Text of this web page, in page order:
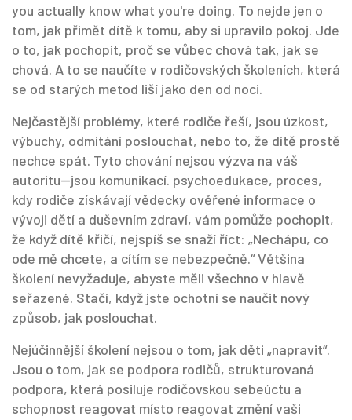
you actually know what you're doing. To nejde jen o
tom, jak přimět dítě k tomu, aby si upravilo pokoj. Jde
o to, jak pochopit, proč se vůbec chová tak, jak se
chová. A to se naučíte v rodičovských školeních, která
se od starých metod liší jako den od noci.
Nejčastější problémy, které rodiče řeší, jsou úzkost,
výbuchy, odmítání poslouchat, nebo to, že dítě prostě
nechce spát. Tyto chování nejsou výzva na váš
autoritu—jsou komunikací. psychoedukace, proces,
kdy rodiče získávají vědecky ověřené informace o
vývoji dětí a duševním zdraví, vám pomůže pochopit,
že když dítě křičí, nejspíš se snaží říct: „Nechápu, co
ode mě chcete, a cítím se nebezpečně.“ Většina
školení nevyžaduje, abyste měli všechno v hlavě
seřazené. Stačí, když jste ochotní se naučit nový
způsob, jak poslouchat.
Nejúčinnější školení nejsou o tom, jak děti „napravit“.
Jsou o tom, jak se podpora rodičů, strukturovaná
podpora, která posiluje rodičovskou sebeúctu a
schopnost reagovat místo reagovat změní vaši